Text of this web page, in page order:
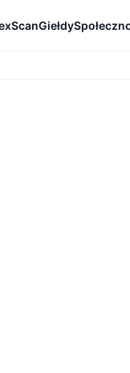
Giełdy